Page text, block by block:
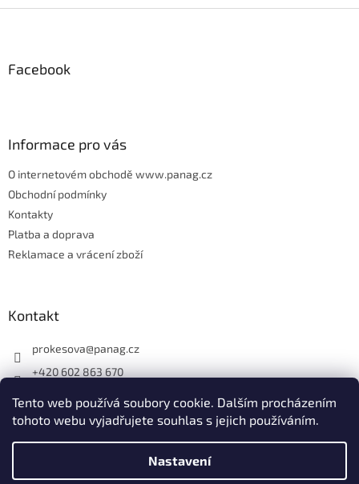
Tento web používá soubory cookie. Dalším procházením
tohoto webu vyjadřujete souhlas s jejich používáním.
Nastavení
p
aFacebook
Informace pro vás
O internetovém obchodě www.panag.cz
Obchodní podmínky
Kontakty
Platba a doprava
Reklamace a vrácení zboží
Kontakt
prokesova@panag.cz
+420 602 863 670
Vytvořil Shoptet